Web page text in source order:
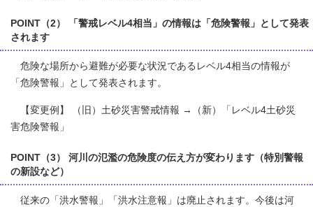
POINT（2） 「警戒レベル4相当」の情報は「危険警報」として発表
されます
危険な場所から避難が必要な状況であるレベル4相当の情報が
「危険警報」として発表されます。
【変更例】 （旧）土砂災害警戒情報 →（新）「レベル4土砂災
害危険警報」
POINT（3） 河川の氾濫の危険度の伝え方が変わります（特別警報
の新設など）
従来の「洪水警報」「洪水注意報」は廃止されます。今後は河